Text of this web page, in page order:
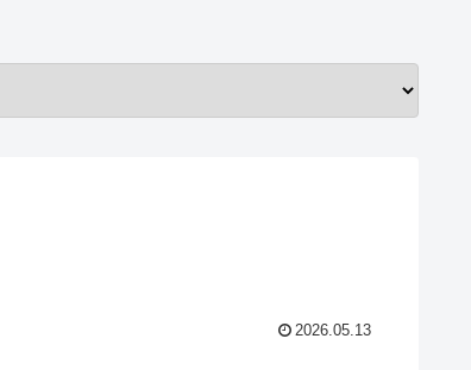
2026.05.13